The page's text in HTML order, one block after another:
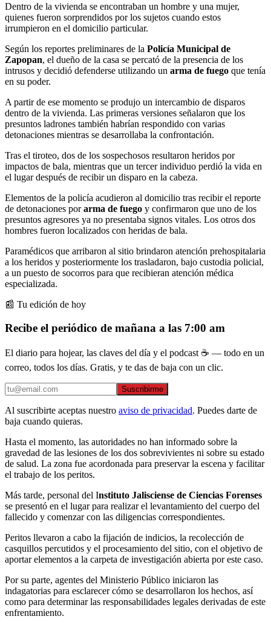
Dentro de la vivienda se encontraban un hombre y una mujer,
quienes fueron sorprendidos por los sujetos cuando estos
irrumpieron en el domicilio particular.
Según los reportes preliminares de la Policía Municipal de
Zapopan, el dueño de la casa se percató de la presencia de los
intrusos y decidió defenderse utilizando un arma de fuego que tenía
en su poder.
A partir de ese momento se produjo un intercambio de disparos
dentro de la vivienda. Las primeras versiones señalaron que los
presuntos ladrones también habrían respondido con varias
detonaciones mientras se desarrollaba la confrontación.
Tras el tiroteo, dos de los sospechosos resultaron heridos por
impactos de bala, mientras que un tercer individuo perdió la vida en
el lugar después de recibir un disparo en la cabeza.
Elementos de la policía acudieron al domicilio tras recibir el reporte
de detonaciones porarma de fuego y confirmaron que uno de los
presuntos agresores ya no presentaba signos vitales. Los otros dos
hombres fueron localizados con heridas de bala.
Paramédicos que arribaron al sitio brindaron atención prehospitalaria
a los heridos y posteriormente los trasladaron, bajo custodia policial,
a un puesto de socorros para que recibieran atención médica
especializada.
📰 Tu edición de hoy
Recibe el periódico de mañana a las 7:00 am
El diario para hojear, las claves del día y el podcast ☕ — todo en un
correo, todos los días. Gratis, y te das de baja con un clic.
Suscribirme
Al suscribirte aceptas nuestro aviso de privacidad. Puedes darte de
baja cuando quieras.
Hasta el momento, las autoridades no han informado sobre la
gravedad de las lesiones de los dos sobrevivientes ni sobre su estado
de salud. La zona fue acordonada para preservar la escena y facilitar
el trabajo de los peritos.
Más tarde, personal del Instituto Jalisciense de Ciencias Forenses
se presentó en el lugar para realizar el levantamiento del cuerpo del
fallecido y comenzar con las diligencias correspondientes.
Peritos llevaron a cabo la fijación de indicios, la recolección de
casquillos percutidos y el procesamiento del sitio, con el objetivo de
aportar elementos a la carpeta de investigación abierta por este caso.
Por su parte, agentes del Ministerio Público iniciaron las
indagatorias para esclarecer cómo se desarrollaron los hechos, así
como para determinar las responsabilidades legales derivadas de este
enfrentamiento.